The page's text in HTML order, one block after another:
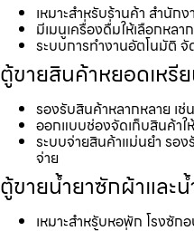
เหมาะสำหรับร้านค้า สำนั
มีเมนูเครื่องดื่มให้เลือกหลา
ระบบการทำงานอัตโนมัติ จั
ตู้ขายสินค้าหยอดเหรี
รองรับสินค้าหลากหลาย เ
ออกแบบช่องจัดเก็บสินค้าใ
ระบบจ่ายสินค้าแม่นยำ รอง
จ่าย
ตู้ขายน้ำยาซักผ้าและ
เหมาะสำหรับหอพัก โรงซัก